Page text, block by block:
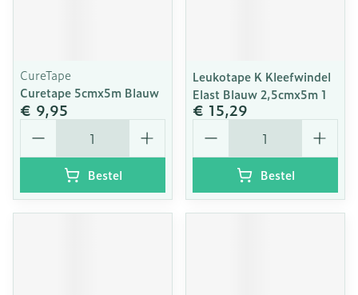
CureTape
Curetape 5cmx5m Blauw
€ 9,95
Aantal
Bestel
Leukotape K Kleefwindel
Elast Blauw 2,5cmx5m 1
€ 15,29
Aantal
Bestel